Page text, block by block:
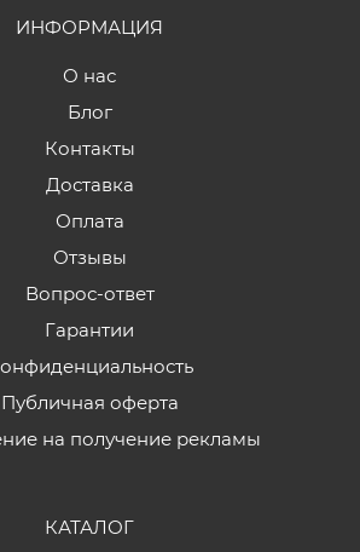
ИНФОРМАЦИЯ
О нас
Блог
Контакты
Доставка
Оплата
Отзывы
Вопрос-ответ
Гарантии
Публичная оферта
на получение рекламы
КАТАЛОГ